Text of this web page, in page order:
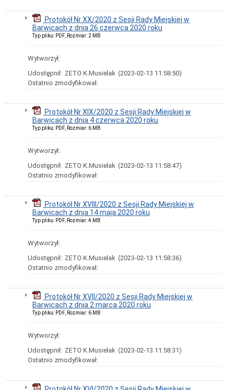
Program
Rewitalizacji
Dziennik
Monitor
Dzienniki
Urzędowe
Województwa
Zachodniopomorskiego
Zintegrowanych
Inwestycji
Terytorialnych
Miejski
Wspólnota
Samorządowa
Sołectwa
Budżetowe
Instytucje
zagranicą
Procedura
zgłoszeń
Procedura
Protokół Nr XX/2020 z Sesji Rady Miejskiej w
Barwicach z dnia 26 czerwca 2020 roku
Typ pliku: PDF, Rozmiar: 2 MB
Wytworzył:
Udostępnił: ZETO K.Musielak (2023-02-13 11:58:50)
Ostatnio zmodyfikował:
Protokół Nr XIX/2020 z Sesji Rady Miejskiej w
Barwicach z dnia 4 czerwca 2020 roku
Typ pliku: PDF, Rozmiar: 6 MB
Wytworzył:
Udostępnił: ZETO K.Musielak (2023-02-13 11:58:47)
Ostatnio zmodyfikował:
Protokół Nr XVIII/2020 z Sesji Rady Miejskiej w
Barwicach z dnia 14 maja 2020 roku
Typ pliku: PDF, Rozmiar: 4 MB
Wytworzył:
Udostępnił: ZETO K.Musielak (2023-02-13 11:58:36)
Ostatnio zmodyfikował:
Protokół Nr XVII/2020 z Sesji Rady Miejskiej w
Barwicach z dnia 2 marca 2020 roku
Typ pliku: PDF, Rozmiar: 6 MB
Wytworzył:
Udostępnił: ZETO K.Musielak (2023-02-13 11:58:31)
Ostatnio zmodyfikował: